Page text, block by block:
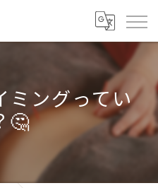
ミングってい
🤔